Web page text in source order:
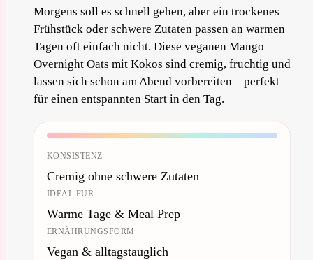
Morgens soll es schnell gehen, aber ein trockenes
Frühstück oder schwere Zutaten passen an warmen
Tagen oft einfach nicht. Diese veganen Mango
Overnight Oats mit Kokos sind cremig, fruchtig und
lassen sich schon am Abend vorbereiten – perfekt
für einen entspannten Start in den Tag.
KONSISTENZ
Cremig ohne schwere Zutaten
IDEAL FÜR
Warme Tage & Meal Prep
ERNÄHRUNGSFORM
Vegan & alltagstauglich